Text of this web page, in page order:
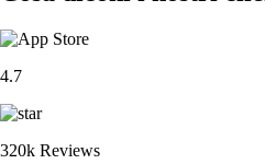
4.7
320k Reviews